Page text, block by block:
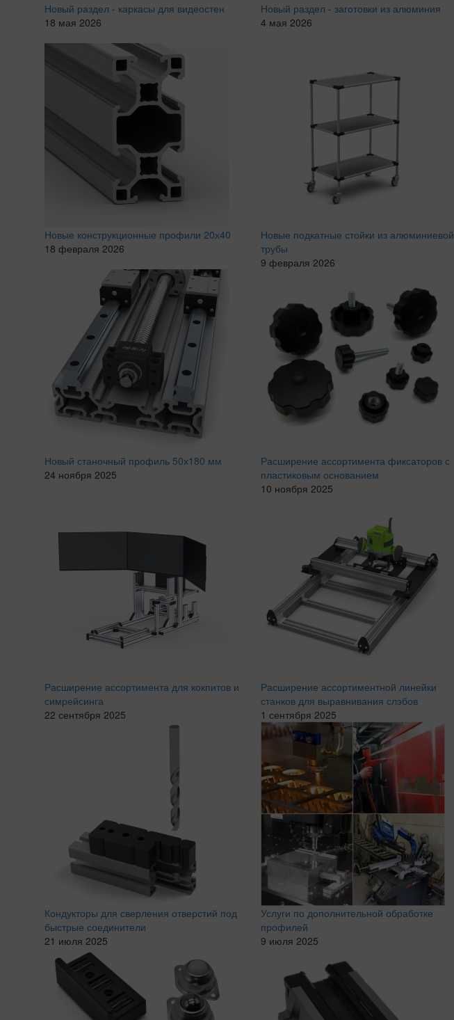
Новый раздел - каркасы для видеостен
18 мая 2026
Новый раздел - заготовки из алюминия
4 мая 2026
Новые конструкционные профили 20х40
18 февраля 2026
Новые подкатные стойки из алюминиевой
трубы
9 февраля 2026
Новый станочный профиль 50х180 мм
24 ноября 2025
Расширение ассортимента фиксаторов с
пластиковым основанием
10 ноября 2025
Расширение ассортимента для кокпитов и
симрейсинга
22 сентября 2025
Расширение ассортиментной линейки
станков для выравнивания слэбов
1 сентября 2025
Кондукторы для сверления отверстий под
быстрые соединители
21 июля 2025
Услуги по дополнительной обработке
профилей
9 июля 2025